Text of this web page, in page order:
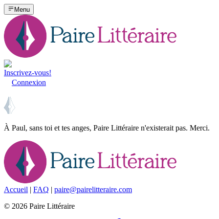
Menu
Inscrivez-vous!
Connexion
À Paul, sans toi et tes anges, Paire Littéraire n'existerait pas. Merci.
Accueil | FAQ | paire@pairelitteraire.com
© 2026 Paire Littéraire